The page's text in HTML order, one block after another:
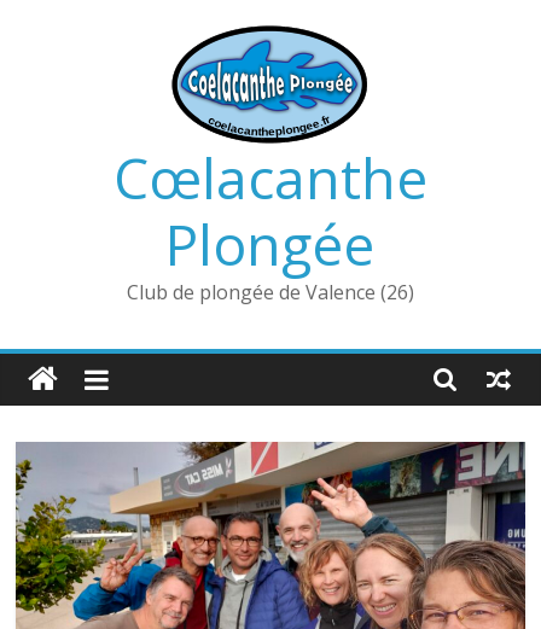
Cœlacanthe
Plongée
Club de plongée de Valence (26)